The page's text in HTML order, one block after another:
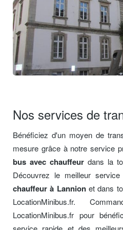
Nos services de
Bénéficiez d'un moyen de
mesure grâce à notre service
bus avec chauffeur dans la
Découvrez le meilleur
chauffeur à Lannionet dans
LocationMinibus.fr.
LocationMinibus.fr pour